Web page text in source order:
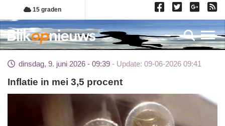
Overslaan
en
naar
de
gaan
15 graden
dinsdag, 9. juni 2026 - 09:39 Update: 09-06-2026 09:41
Inflatie in mei 3,5 procent